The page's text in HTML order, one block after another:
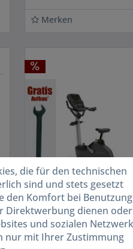
Merken
Merken
die für den technischen
sind und stets gesetzt
den Komfort bei Benutzung
Direktwerbung dienen
und sozialen
nur mit Ihrer Zustimmung